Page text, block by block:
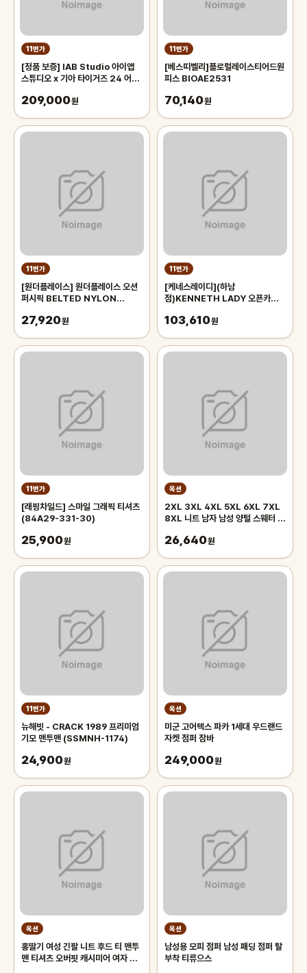
11번가
[정품 보증] IAB Studio 아이앱
스튜디오 x 기아 타이거즈 24 어센
209,000원
11번가
[베스띠벨리]플로럴레이스티어드원
피스 BIOAE2531
70,140원
11번가
[원더플레이스] 원더플레이스 오션
퍼시픽 BELTED NYLON
(WOPC6TDHPZ02)
27,920원
11번가
[케네스레이디](하남
점)KENNETH LADY 오픈카라
)
103,610원
11번가
[래핑차일드] 스마일 그래픽 티셔츠
(84A29-331-30)
25,900원
옥션
2XL 3XL 4XL 5XL 6XL 7XL
8XL 니트 남자 남성 양털 스웨터 순
이즈 4xl
26,640원
11번가
뉴해빗 - CRACK 1989 프리미엄
기모 맨투맨 (SSMNH-1174)
24,900원
옥션
미군 고어텍스 파카 1세대 우드랜드
자켓 점퍼 잠바
249,000원
옥션
홍딸기 여성 긴팔 니트 후드 티 맨투
맨 티셔츠 오버핏 캐시미어 여자 봄
옥션
남성용 모피 점퍼 남성 패딩 점퍼 탈
부착 티류으스